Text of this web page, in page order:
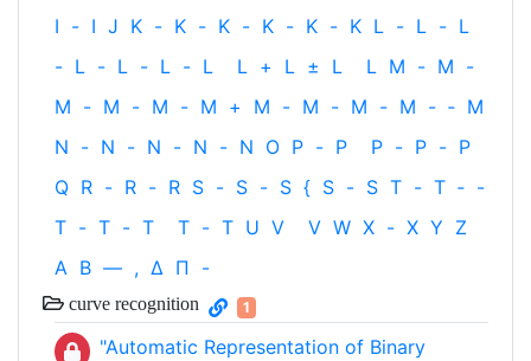
I - I J K - K - K - K - K - K L - L - L
- L - L - L - L L + L ± L L M - M -
M - M - M - M + M - M - M - M - ‐ M
N - N - N - N - N O P - P P - P - P
Q R - R - R S - S - S { S - S T - T ‐ -
T - T - T T - T U V V W X - X Y Z
Α Β — , Δ Π -
curve recognition 1
"Automatic Representation of Binary